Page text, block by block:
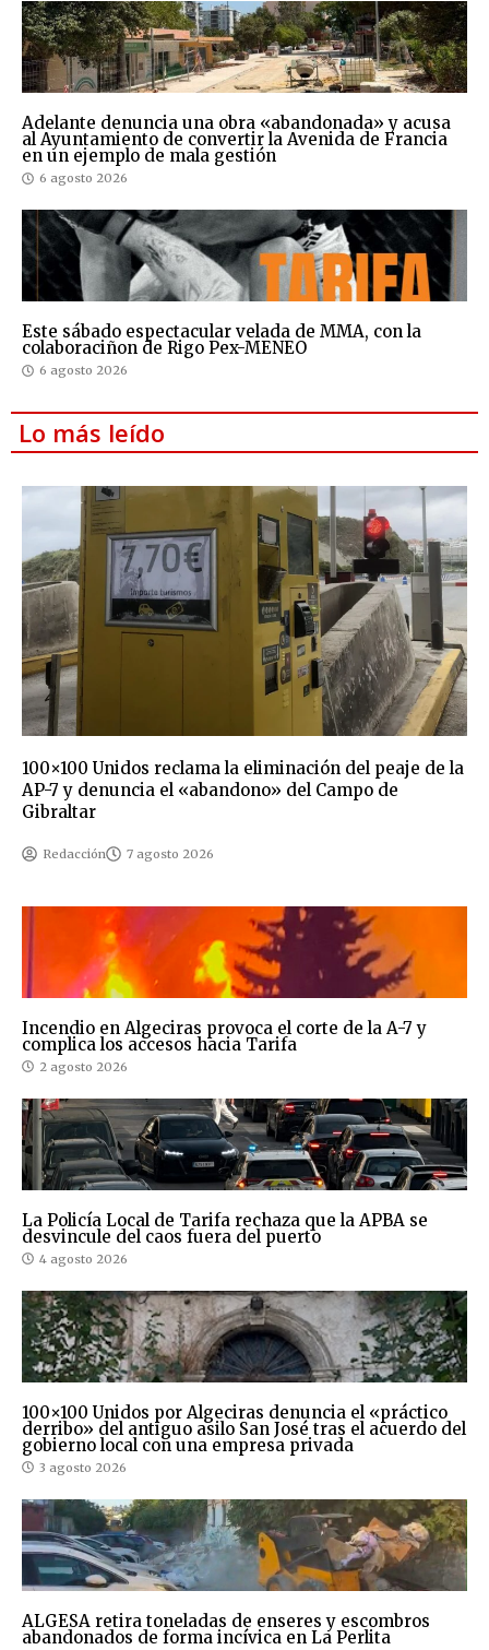
Adelante denuncia una obra «abandonada» y acusa
al Ayuntamiento de convertir la Avenida de Francia
en un ejemplo de mala gestión
6 agosto 2026
Este sábado espectacular velada de MMA, con la
colaboraciñon de Rigo Pex-MENEO
6 agosto 2026
Lo más leído
100×100 Unidos reclama la eliminación del peaje de la
AP-7 y denuncia el «abandono» del Campo de
Gibraltar
Redacción 7 agosto 2026
Incendio en Algeciras provoca el corte de la A-7 y
complica los accesos hacia Tarifa
2 agosto 2026
La Policía Local de Tarifa rechaza que la APBA se
desvincule del caos fuera del puerto
4 agosto 2026
100×100 Unidos por Algeciras denuncia el «práctico
derribo» del antiguo asilo San José tras el acuerdo del
gobierno local con una empresa privada
3 agosto 2026
ALGESA retira toneladas de enseres y escombros
abandonados de forma incívica en La Perlita